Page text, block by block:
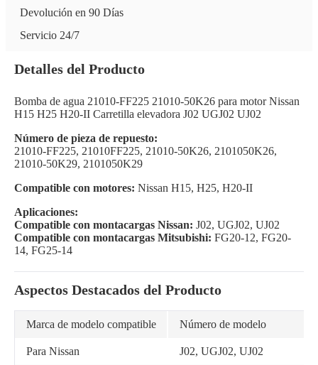
Devolución en 90 Días
Servicio 24/7
Detalles del Producto
Bomba de agua 21010-FF225 21010-50K26 para motor Nissan
H15 H25 H20-II Carretilla elevadora J02 UGJ02 UJ02
Número de pieza de repuesto:
21010-FF225, 21010FF225, 21010-50K26, 2101050K26,
21010-50K29, 2101050K29
Compatible con motores: Nissan H15, H25, H20-II
Aplicaciones:
Compatible con montacargas Nissan: J02, UGJ02, UJ02
Compatible con montacargas Mitsubishi: FG20-12, FG20-
14, FG25-14
Aspectos Destacados del Producto
Marca de modelo compatible Número de modelo
Para Nissan J02, UGJ02, UJ02